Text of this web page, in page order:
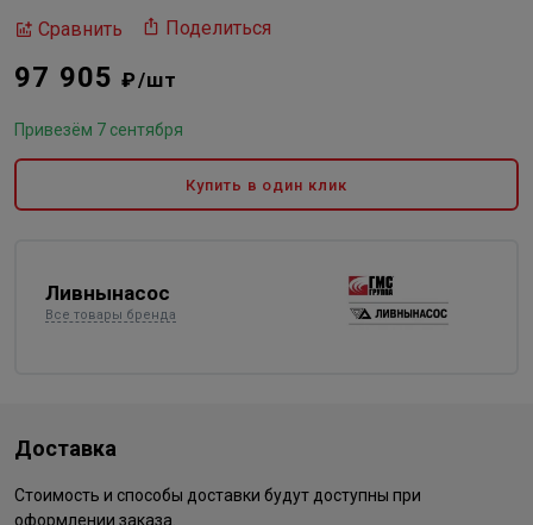
Сравнить Поделиться
97 905₽/шт
Привезём 7 сентября
Купить в один клик
Ливнынасос
Все товары бренда
Доставка
Стоимость и способы доставки будут доступны при
оформлении заказа.